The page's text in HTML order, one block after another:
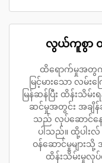
လွယ်ကူစွာ တ
ထိရောက်မှုအတွ
မြင့်မားသော လမ်
မြန်ဆန်ပြီး ထိန်းသိ
ဆင်မှုအတွင်း အချိန်
သည် လုပ်ဆောင်နေ
ပါသည်။ ထို့ပါး
ဝန်ဆောင်မှုမျာ
ထိန်းသိမ်းမှုလုပ်